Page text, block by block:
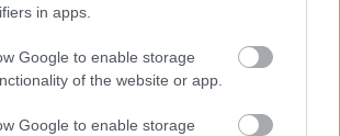
in apps.
Google to enable storage
of the website or app.
Google to enable storage
Xite Energy Racing
X Pinterest